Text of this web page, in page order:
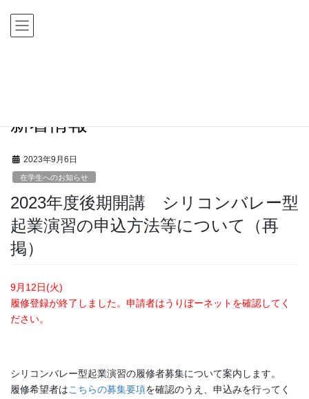
新着情報
2023年9月6日
在学生へのお知らせ
2023年度後期開講 シリコンバレー型
起業演習の申込方法等について（再
掲）
9月12日(火)
履修登録が終了しました。申請者はうりぼーネットを確認してく
ださい。
シリコンバレー型起業演習の履修者募集について案内します。
履修希望者はこちらの募集要項を確認のうえ、申込みを行ってく